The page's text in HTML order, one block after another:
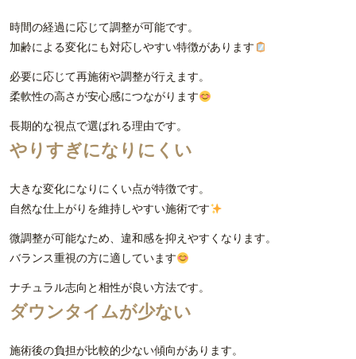
時間の経過に応じて調整が可能です。
加齢による変化にも対応しやすい特徴があります
必要に応じて再施術や調整が行えます。
柔軟性の高さが安心感につながります
長期的な視点で選ばれる理由です。
やりすぎになりにくい
大きな変化になりにくい点が特徴です。
自然な仕上がりを維持しやすい施術です
微調整が可能なため、違和感を抑えやすくなります。
バランス重視の方に適しています
ナチュラル志向と相性が良い方法です。
ダウンタイムが少ない
施術後の負担が比較的少ない傾向があります。